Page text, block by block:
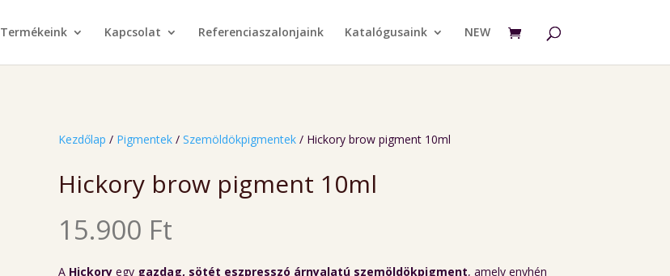
Termékeink Kapcsolat Referenciaszalonjaink Katalógusaink NEW
Kezdőlap / Pigmentek /Szemöldökpigmentek / Hickory brow pigment 10ml
Hickory brow pigment 10ml
15.900 Ft
A Hickory egy gazdag, sötét eszpresszó árnyalatú szemöldökpigment, amely enyhén